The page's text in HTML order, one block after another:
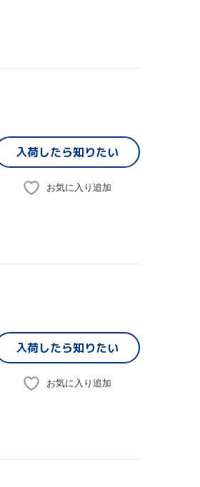
入荷したら知りたい
お気に入り追加
入荷したら知りたい
お気に入り追加